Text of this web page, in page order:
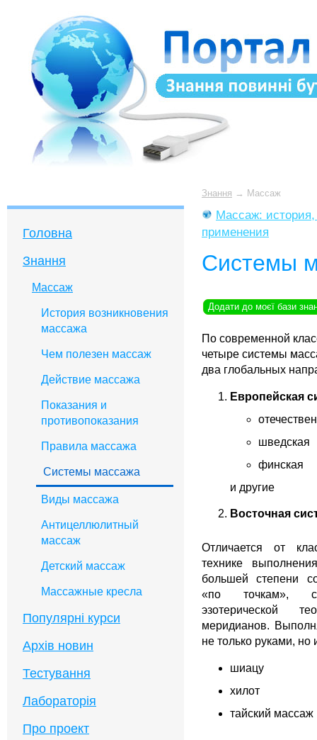
Головна
Знання
Массаж
История возникновения
массажа
Чем полезен массаж
Действие массажа
Показания и
противопоказания
Правила массажа
Системы массажа
Виды массажа
Антицеллюлитный
массаж
Детский массаж
Массажные кресла
Популярні курси
Архів новин
Тестування
Лабораторія
Про проект
Знання → Массаж
Массаж: история,
применения
Системы
Додати до моєї бази
По современной
четыре системы
два глобальных
Европейская
шведская
финская
и другие
Восточная
Отличается от
технике
большей степени
«по точкам»,
эзотерической
меридианов.
не только руками, но
шиацу
хилот
тайский массаж